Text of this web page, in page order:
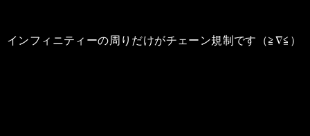
インフィニティーの周りだけがチェーン規制です（≧∇≦）